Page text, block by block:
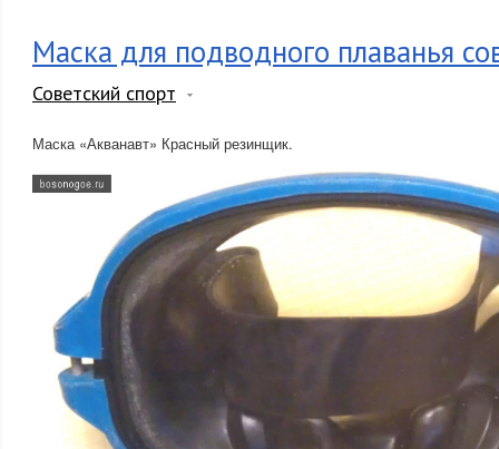
Маска для подводного плаванья
Советский спорт
Маска «Акванавт» Красный резинщик.